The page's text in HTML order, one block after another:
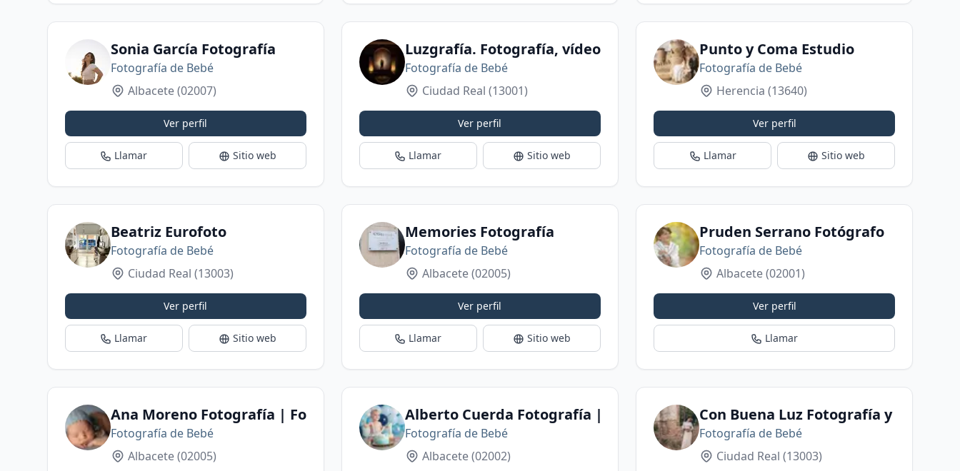
Sonia García Fotografía
Fotografía de Bebé
Albacete(02007)
Ver perfil
Llamar Sitio web
Luzgrafía. Fotografía, vídeo y fotomatón | Fotógrafos de bodas, familia y
Fotografía de Bebé
Ciudad Real (13001)
Ver perfil
Llamar Sitio web
Punto y Coma Estudio
Fotografía de Bebé
Herencia (13640)
Ver perfil
Llamar Sitio web
Beatriz Eurofoto
Fotografía de Bebé
Ciudad Real (13003)
Ver perfil
Llamar Sitio web
Memories Fotografía
Fotografía de Bebé
Albacete(02005)
Ver perfil
Llamar Sitio web
Pruden Serrano Fotógrafo
Fotografía de Bebé
Albacete(02001)
Ver perfil
Llamar
Ana Moreno Fotografía | Fotógrafo embarazo Albacete | Newborn | Fotografía familiar
Fotografía de Bebé
Albacete(02005)
Alberto Cuerda Fotografía | Estudio de fotografía en Albacete
Fotografía de Bebé
Albacete(02002)
Con Buena Luz Fotografía y Vídeo
Fotografía de Bebé
Ciudad Real (13003)